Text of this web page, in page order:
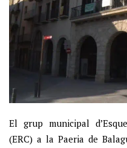
El grup municipal
(ERC) a la Paeria de